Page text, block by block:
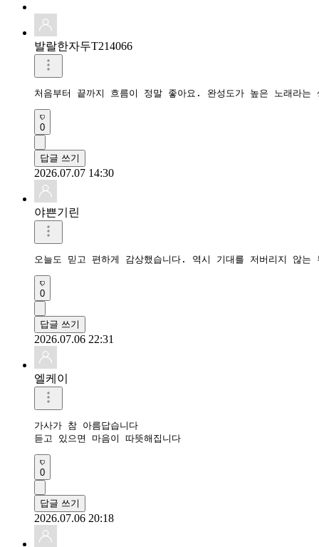
발랄한자두T214066
0
답글 쓰기
2026.07.07 14:30
야쁜기린
오늘도 믿고 편하게 감상했습니다. 역시 기대를 저버리지 않는
0
답글 쓰기
2026.07.06 22:31
엘케이
가사가 참 아름답습니다
듣고 있으면 마음이 따뜻해집니다
0
답글 쓰기
2026.07.06 20:18